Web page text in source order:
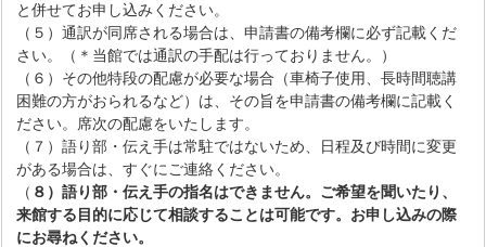
と併せてお申し込みください。
（５）通訳が同席される場合は、申請書の備考欄に必ず記載くだ
さい。（＊当館では通訳の手配は行っておりません。）
（６）その他特段の配慮が必要な場合（車椅子使用、長時間聴講
困難の方がおられるなど）は、その旨を申請書の備考欄に記載く
ださい。席次の配慮をいたします。
（７）語り部・伝え手は常駐ではないため、日程及び時間に変更
がある場合は、すぐにご連絡ください。
（ ８）語り部・伝え手の指名はできません。ご希望を聞いたり、
来館する目的に応じて相談することは可能です。 お申し込みの際
にお尋ねください。